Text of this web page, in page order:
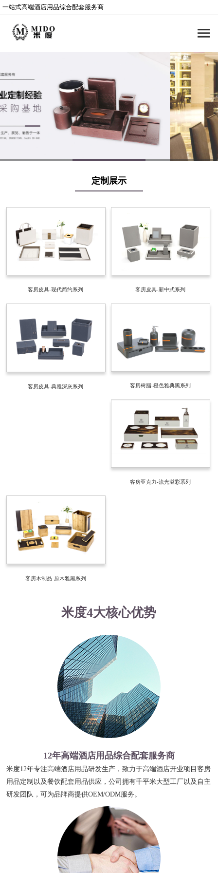
一站式高端酒店用品综合配套服务商
定制展示
客房皮具-现代简约系列 客房皮具-新中式系列
客房皮具-典雅深灰系列 客房树脂-橙色雅典黑系列
客房亚克力-流光溢彩系列
客房木制品-原木雅黑系列
米度4大核心优势
12年高端酒店用品综合配套服务商
米度12年专注高端酒店用品研发生产，致力于高端酒店开业项目客房
用品定制以及餐饮配套用品供应，公司拥有千平米大型工厂以及自主
研发团队，可为品牌商提供OEM/ODM服务。